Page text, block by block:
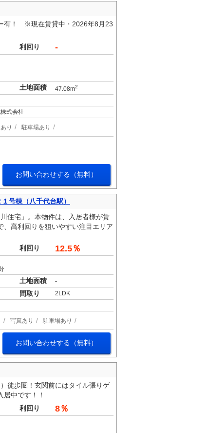
有！ ※現在賃貸中・2026年8月23
利回り -
土地面積 47.08m2
式会社
り 駐車場あり
お問い合わせする（無料）
号棟（八千代台駅）
住宅」。本物件は、入居者様が賃
高利回りを狙いやすい注目エリア
利回り 12.5％
土地面積 -
間取り 2LDK
写真あり 駐車場あり
お問い合わせする（無料）
徒歩圏！玄関前にはタイル張りゲ
中です！！
利回り 8％